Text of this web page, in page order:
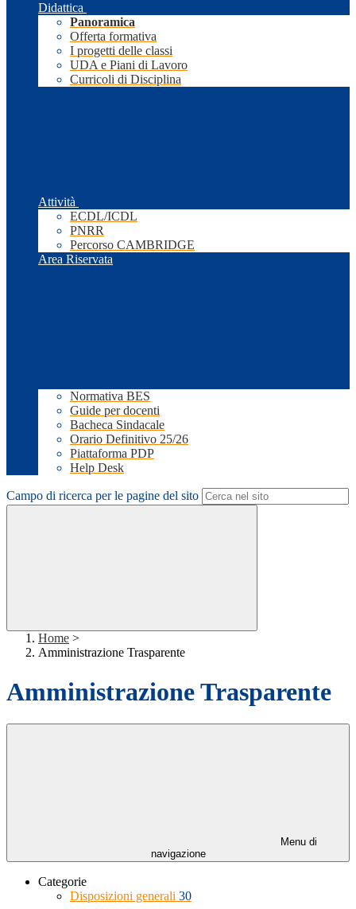
Didattica
Panoramica
Offerta formativa
I progetti delle classi
UDA e Piani di Lavoro
Curricoli di Disciplina
Attività
ECDL/ICDL
PNRR
Percorso CAMBRIDGE
Area Riservata
Normativa BES
Guide per docenti
Bacheca Sindacale
Orario Definitivo 25/26
Piattaforma PDP
Help Desk
Campo di ricerca per le pagine del sito
Home >
Amministrazione Trasparente
Amministrazione Trasparente
Menu di
navigazione
Categorie
Disposizioni generali 30